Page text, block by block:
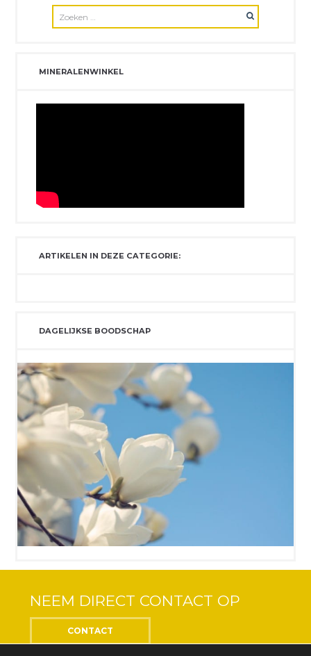
MINERALENWINKEL
ARTIKELEN IN DEZE CATEGORIE:
DAGELIJKSE BOODSCHAP
NEEM DIRECT CONTACT OP
CONTACT